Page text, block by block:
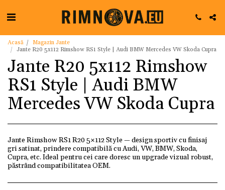
Acasă
Magazin Jante
Jante R20 5x112 Rimshow RS1 Style | Audi BMW Mercedes VW Skoda Cupra
Jante R20 5x112 Rimshow
RS1 Style | Audi BMW
Mercedes VW Skoda Cupra
Jante Rimshow RS1 R20 5×112 Style — design sportiv cu finisaj
gri satinat, prindere compatibilă cu Audi, VW, BMW, Skoda,
Cupra, etc. Ideal pentru cei care doresc un upgrade vizual robust,
păstrând compatibilitatea OEM.